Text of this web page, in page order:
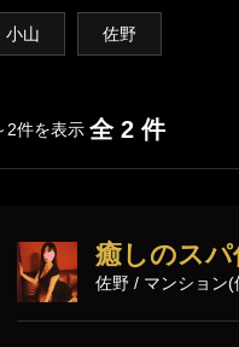
小山 佐野
2件を表示 全 2 件
癒しのス
佐野 / マンション(
出張
ストレッチ